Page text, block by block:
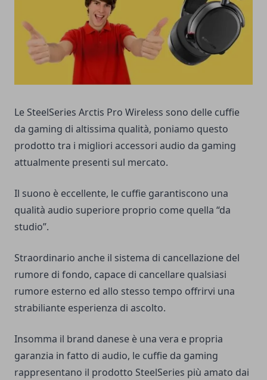
Le SteelSeries Arctis Pro Wireless sono delle cuffie
da gaming di altissima qualità, poniamo questo
prodotto tra i migliori accessori audio da gaming
attualmente presenti sul mercato.
Il suono è eccellente, le cuffie garantiscono una
qualità audio superiore proprio come quella “da
studio”.
Straordinario anche il sistema di cancellazione del
rumore di fondo, capace di cancellare qualsiasi
rumore esterno ed allo stesso tempo offrirvi una
strabiliante esperienza di ascolto.
Insomma il brand danese è una vera e propria
garanzia in fatto di audio, le cuffie da gaming
rappresentano il prodotto SteelSeries più amato dai